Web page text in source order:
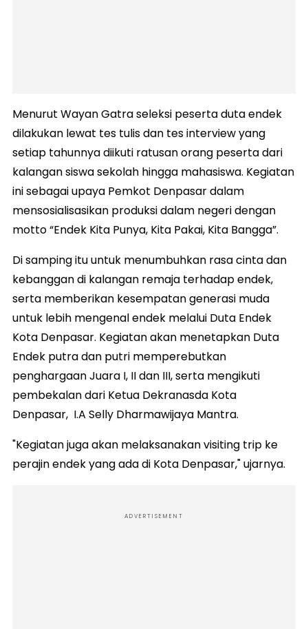
Menurut Wayan Gatra seleksi peserta duta endek
dilakukan lewat tes tulis dan tes interview yang
setiap tahunnya diikuti ratusan orang peserta dari
kalangan siswa sekolah hingga mahasiswa. Kegiatan
ini sebagai upaya Pemkot Denpasar dalam
mensosialisasikan produksi dalam negeri dengan
motto “Endek Kita Punya, Kita Pakai, Kita Bangga”.
Di samping itu untuk menumbuhkan rasa cinta dan
kebanggan di kalangan remaja terhadap endek,
serta memberikan kesempatan generasi muda
untuk lebih mengenal endek melalui Duta Endek
Kota Denpasar. Kegiatan akan menetapkan Duta
Endek putra dan putri memperebutkan
penghargaan Juara I, II dan III, serta mengikuti
pembekalan dari Ketua Dekranasda Kota
Denpasar, I.A Selly Dharmawijaya Mantra.
"Kegiatan juga akan melaksanakan visiting trip ke
perajin endek yang ada di Kota Denpasar," ujarnya.
ADVERTISEMENT